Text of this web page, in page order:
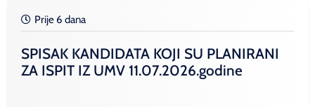
Prije 6 dana
SPISAK KANDIDATA KOJI SU PLANIRANI
ZA ISPIT IZ UMV 11.07.2026.godine